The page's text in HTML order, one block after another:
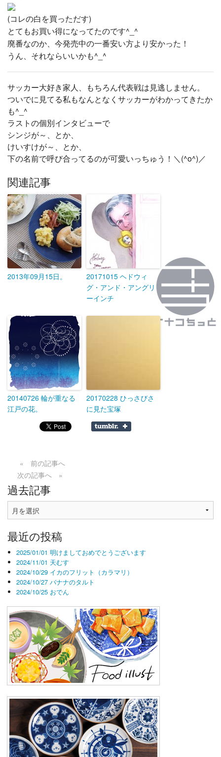
(コレの白を買っただす)
とてもお買い得になってたのです^_^
廃番なのか、今発売中の一番安い方より安かった！
うん、それならいいかも^_^
サッカー大好き家人、もちろん代表戦は見逃しません。
ついでに見てる私もなんとなくサッカーがわかってきたか
も^_^
ラストの個別インタビューで
シンジが～、とか、
けいすけが～、とか、
下の名前で呼び合ってるのが可愛いっちゅう！＼(^o^)／
関連記事
2013年09月15日。
20171015 ヘドウィ
グ・アンド・アングリ
ーインチ
20140726 輪が重なる
江戸の花。
20170228 ひっさびさ
に見た宝塚
« 前の記事へ
次の記事へ »
過去記事
去
事
最近の投稿
2025/01/01 明けましておめでとうございます
2024/11/01 天むす
2024/10/29 イカのフリット（カラマリ）
2024/10/27 バナナのタルト
2024/10/25 おでん